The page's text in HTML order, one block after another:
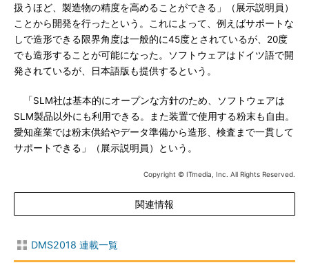
扱うほど、製造物の精度を高めることができる」（展示説明員）
ことから開発を行ったという。これによって、例えばサポートな
しで造形できる限界角度は一般的に45度とされているが、20度
でも造形することが可能になった。ソフトウェアはドイツ語で開
発されているが、日本語版も提供するという。
「SLM社は基本的にオープンな方針のため、ソフトウェアは
SLM製品以外にも利用できる。また装置で使用する粉末も自由。
愛知産業では粉末供給やデータ準備から造形、検査まで一貫して
サポートできる」（展示説明員）という。
Copyright © ITmedia, Inc. All Rights Reserved.
関連情報
DMS2018 連載一覧